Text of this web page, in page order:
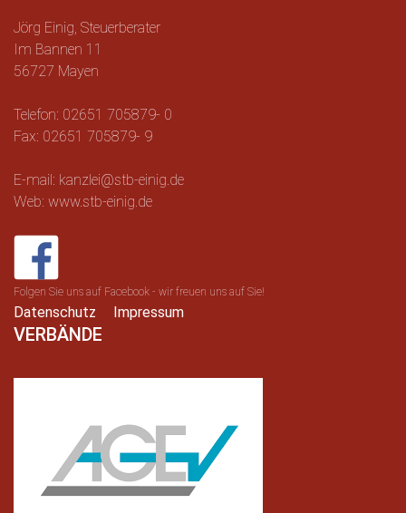
Jörg Einig, Steuerberater
Im Bannen 11
56727 Mayen
Telefon: 02651 705879- 0
Fax: 02651 705879- 9
E-mail: kanzlei@stb-einig.de
Web: www.stb-einig.de
Folgen Sie uns auf Facebook - wir freuen uns auf Sie!
Datenschutz Impressum
VERBÄNDE